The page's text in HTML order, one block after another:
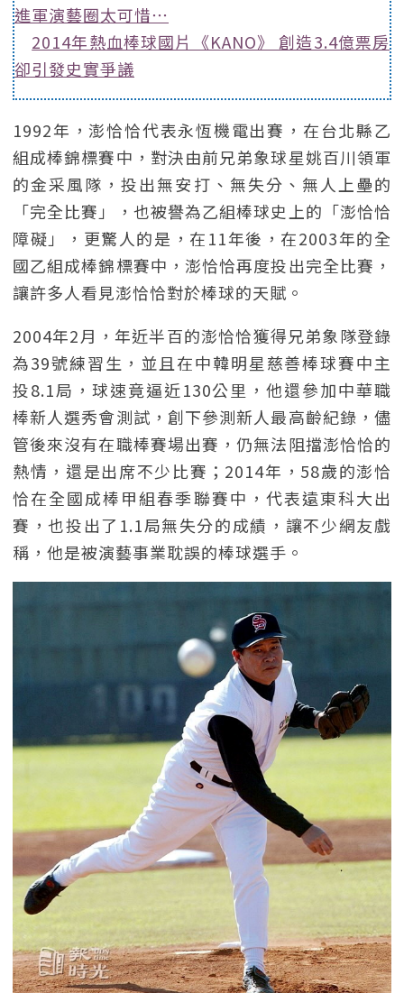
進軍演藝圈太可惜⋯
2014年熱血棒球國片《KANO》 創造3.4億票房
卻引發史實爭議
1992年，澎恰恰代表永恆機電出賽，在台北縣乙
組成棒錦標賽中，對決由前兄弟象球星姚百川領軍
的金采風隊，投出無安打、無失分、無人上壘的
「完全比賽」，也被譽為乙組棒球史上的「澎恰恰
障礙」，更驚人的是，在11年後，在2003年的全
國乙組成棒錦標賽中，澎恰恰再度投出完全比賽，
讓許多人看見澎恰恰對於棒球的天賦。
2004年2月，年近半百的澎恰恰獲得兄弟象隊登錄
為39號練習生，並且在中韓明星慈善棒球賽中主
投8.1局，球速竟逼近130公里，他還參加中華職
棒新人選秀會測試，創下參測新人最高齡紀錄，儘
管後來沒有在職棒賽場出賽，仍無法阻擋澎恰恰的
熱情，還是出席不少比賽；2014年，58歲的澎恰
恰在全國成棒甲組春季聯賽中，代表遠東科大出
賽，也投出了1.1局無失分的成績，讓不少網友戲
稱，他是被演藝事業耽誤的棒球選手。